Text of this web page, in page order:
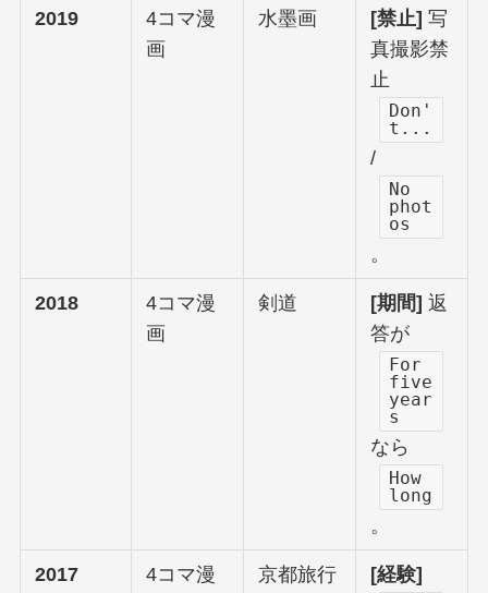
2019
4コマ漫
画
水墨画 [禁止] 写
真撮影禁
止
Don'
t...
/
No
phot
os
。
2018
4コマ漫
画
剣道 [期間] 返
答が
For
five
year
s
なら
How
long
。
2017
4コマ漫
京都旅行 [経験]